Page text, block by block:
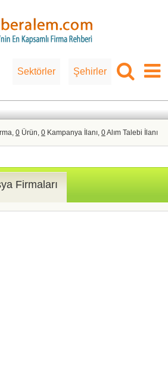
Sektörler Şehirler
0 Ürün, 0 Kampanya İlanı, 0Alım Talebi İlanı
Firmaları